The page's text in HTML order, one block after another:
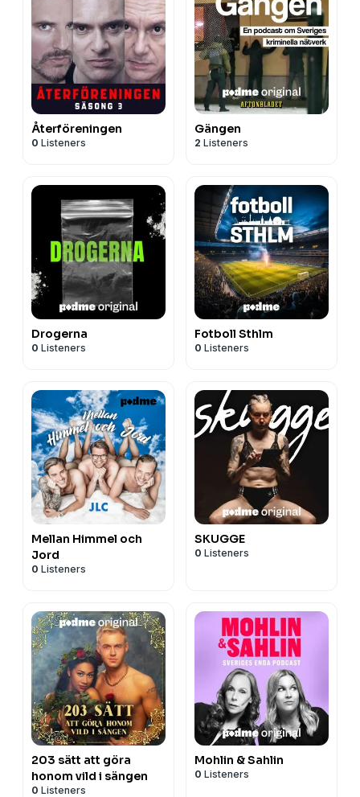
Återföreningen
0 Listeners
Gängen
2 Listeners
Drogerna
0 Listeners
Fotboll Sthlm
0 Listeners
Mellan Himmel och
Jord
0 Listeners
SKUGGE
0 Listeners
203 sätt att göra
honom vild i sängen
0 Listeners
Mohlin & Sahlin
0 Listeners